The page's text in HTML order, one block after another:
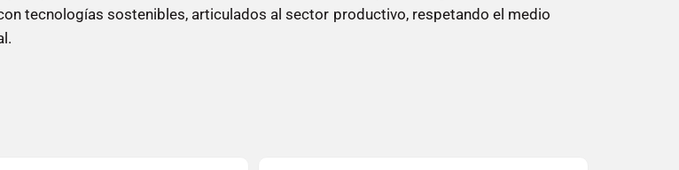
tecnologías sostenibles, articulados al sector productivo, respetando el medio